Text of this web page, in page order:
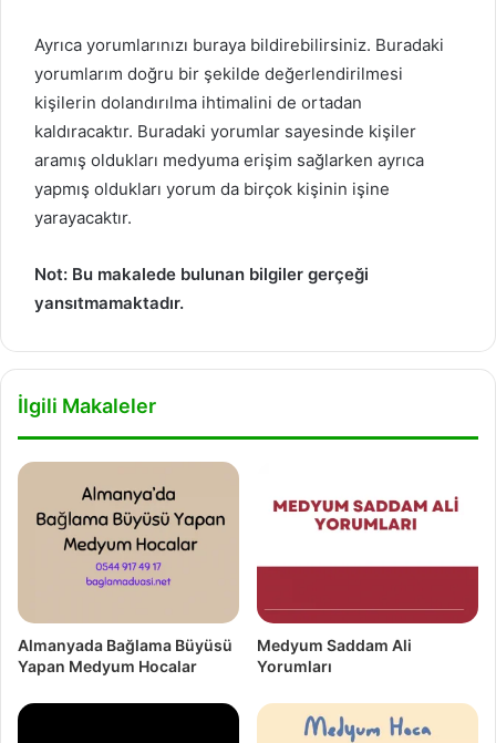
Ayrıca yorumlarınızı buraya bildirebilirsiniz. Buradaki
yorumlarım doğru bir şekilde değerlendirilmesi
kişilerin dolandırılma ihtimalini de ortadan
kaldıracaktır. Buradaki yorumlar sayesinde kişiler
aramış oldukları medyuma erişim sağlarken ayrıca
yapmış oldukları yorum da birçok kişinin işine
yarayacaktır.
Not: Bu makalede bulunan bilgiler gerçeği
yansıtmamaktadır.
İlgili Makaleler
Almanyada Bağlama Büyüsü
Yapan Medyum Hocalar
Medyum Saddam Ali
Yorumları